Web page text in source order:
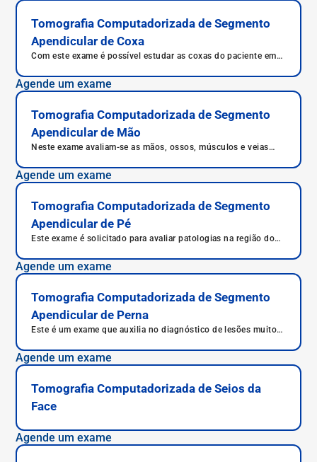
Tomografia Computadorizada de Segmento
Apendicular de Coxa
Com este exame é possível estudar as coxas do paciente em
inflamações, abscessos, massas etc.
Agende um exame
Tomografia Computadorizada de Segmento
Apendicular de Mão
Neste exame avaliam-se as mãos, ossos, músculos e veias
Agende um exame
Tomografia Computadorizada de Segmento
Apendicular de Pé
Este exame é solicitado para avaliar patologias na região do
Agende um exame
Tomografia Computadorizada de Segmento
Apendicular de Perna
Este é um exame que auxilia no diagnóstico de lesões muito
Agende um exame
Tomografia Computadorizada de Seios da
Face
Agende um exame